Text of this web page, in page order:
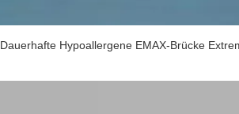
Dauerhafte Hypoallergene EMAX-Brücke